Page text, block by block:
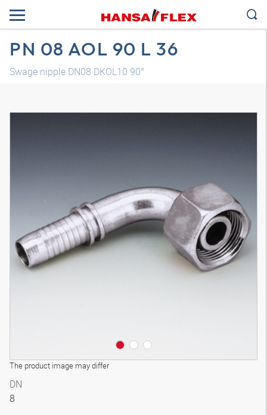
PN 08 AOL 90 L 36
Swage nipple DN08 DKOL10 90°
The product image may differ
3B model
DN
8